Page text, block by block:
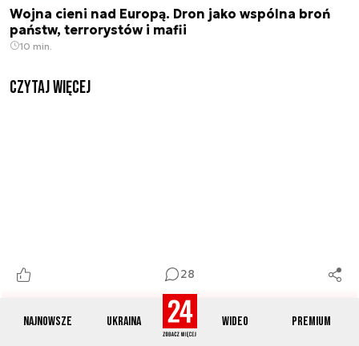
Najnowsze Ukraina Wideo Premium
28
Wojna cieni nad Europą. Dron jako wspólna broń
państw, terrorystów i mafii
10 min.
czytaj więcej